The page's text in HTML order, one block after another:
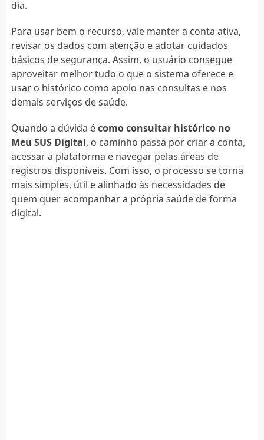
dia.
Para usar bem o recurso, vale manter a conta ativa,
revisar os dados com atenção e adotar cuidados
básicos de segurança. Assim, o usuário consegue
aproveitar melhor tudo o que o sistema oferece e
usar o histórico como apoio nas consultas e nos
demais serviços de saúde.
Quando a dúvida écomo consultar histórico no
Meu SUS Digital, o caminho passa por criar a conta,
acessar a plataforma e navegar pelas áreas de
registros disponíveis. Com isso, o processo se torna
mais simples, útil e alinhado às necessidades de
quem quer acompanhar a própria saúde de forma
digital.